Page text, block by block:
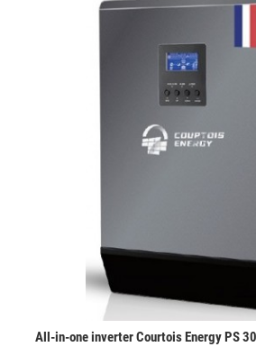
All-in-one inverter Courtois Energy PS